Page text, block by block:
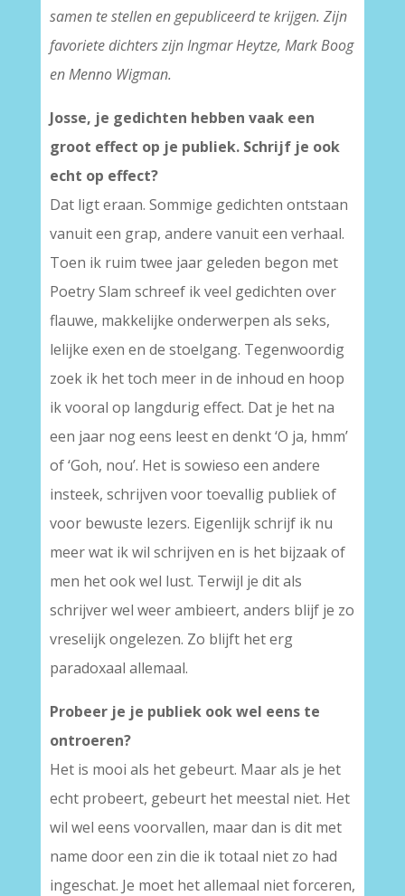
samen te stellen en gepubliceerd te krijgen. Zijn
favoriete dichters zijn Ingmar Heytze, Mark Boog
en Menno Wigman.
Josse, je gedichten hebben vaak een
groot effect op je publiek. Schrijf je ook
echt op effect?
Dat ligt eraan. Sommige gedichten ontstaan
vanuit een grap, andere vanuit een verhaal.
Toen ik ruim twee jaar geleden begon met
Poetry Slam schreef ik veel gedichten over
flauwe, makkelijke onderwerpen als seks,
lelijke exen en de stoelgang. Tegenwoordig
zoek ik het toch meer in de inhoud en hoop
ik vooral op langdurig effect. Dat je het na
een jaar nog eens leest en denkt ‘O ja, hmm’
of ‘Goh, nou’. Het is sowieso een andere
insteek, schrijven voor toevallig publiek of
voor bewuste lezers. Eigenlijk schrijf ik nu
meer wat ik wil schrijven en is het bijzaak of
men het ook wel lust. Terwijl je dit als
schrijver wel weer ambieert, anders blijf je zo
vreselijk ongelezen. Zo blijft het erg
paradoxaal allemaal.
Probeer je je publiek ook wel eens te
ontroeren?
Het is mooi als het gebeurt. Maar als je het
echt probeert, gebeurt het meestal niet. Het
wil wel eens voorvallen, maar dan is dit met
name door een zin die ik totaal niet zo had
ingeschat. Je moet het allemaal niet forceren,